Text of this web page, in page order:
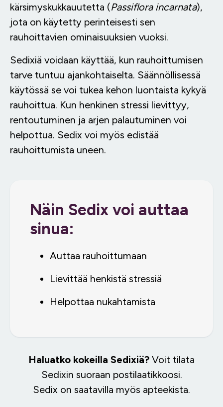
kärsimyskukkauutetta (Passiflora incarnata),
jota on käytetty perinteisesti sen
rauhoittavien ominaisuuksien vuoksi.
Sedixiä voidaan käyttää, kun rauhoittumisen
tarve tuntuu ajankohtaiselta. Säännöllisessä
käytössä se voi tukea kehon luontaista kykyä
rauhoittua. Kun henkinen stressi lievittyy,
rentoutuminen ja arjen palautuminen voi
helpottua. Sedix voi myös edistää
rauhoittumista uneen.
Näin Sedix voi auttaa
sinua:
Auttaa rauhoittumaan
Lievittää henkistä stressiä
Helpottaa nukahtamista
Haluatko kokeilla Sedixiä? Voit tilata
Sedixin suoraan postilaatikkoosi.
Sedix on saatavilla myös apteekista.